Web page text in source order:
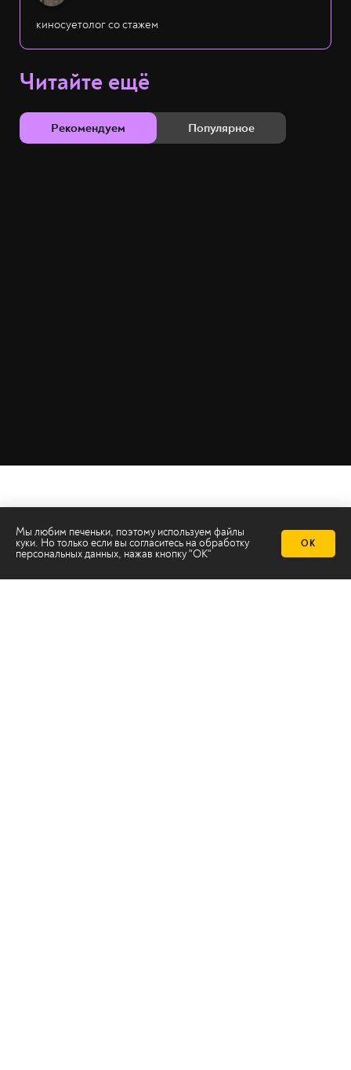
киносуетолог со стажем
Читайте ещё
Рекомендуем Популярное
Мы любим печеньки, поэтому используем файлы
куки. Но только если вы согласитесь на обработку
персональных данных, нажав кнопку "ОК"
ОК